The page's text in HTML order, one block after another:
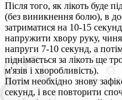
Після того, як лікоть буде
(без виникнення болю), в
затриматися на 10-15
напружити хвору руку,
напруги 7-10 секунд, а
піднімається за лікоть ще
м'язів і хворобливість).
Потім необхідно знову
секунд, і все повторити